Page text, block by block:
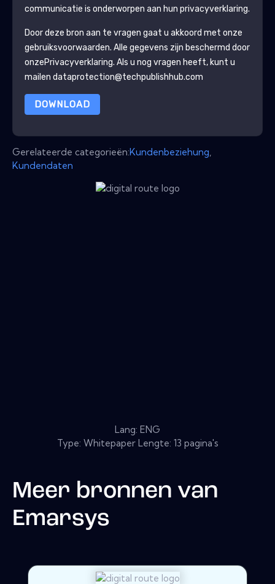
communicatie is onderworpen aan hun privacyverklaring.
Door deze bron aan te vragen gaat u akkoord met onze
gebruiksvoorwaarden. Alle gegevens zijn beschermd door
onzePrivacyverklaring. Als u nog vragen heeft, kunt u
mailen dataprotection@techpublishhub.com
DOWNLOAD
Gerelateerde categorieën:Kundenbeziehung
Kundendaten
Lang: ENG
Type: Whitepaper Lengte: 13 pagina's
Meer bronnen van
Emarsys